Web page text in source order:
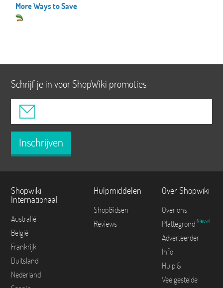
More Ways to Save
Schrijf je in voor ShopWiki promoties
Inschrijven
Shopwiki
Internationaal
Australië
België
Frankrijk
Duitsland
Nederland
Hulpmiddelen
ShopGidsen
Reviews
Over Shopwiki
Over ons
Plattegrond Nieuw!
Adverteerder
Info
Hulp &
Veelgestelde